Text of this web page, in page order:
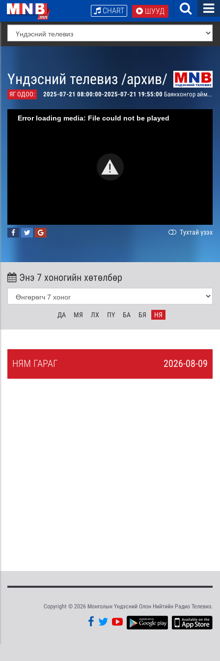
ШУУД
CHART
Үндэсний телевиз /архив/
ЯГ ОДОО: 2025-07-21 08:00:00-2025-07-21 19:55:00 Баянхонгор аймгийн Богд сумын 100 жилийн ойн баяр наадам /шууд/
Error loading media: File could not be played
Тухтай үзэх
Энэ 7 хоногийн хөтөлбөр
ДА МЯ ЛХ ПҮ БА БЯ НЯ
2026-08-09
НЯМ ГАРАГ
Copyright © 2026 Монголын Үндэсний Олон Нийтийн Радио Телевиз.